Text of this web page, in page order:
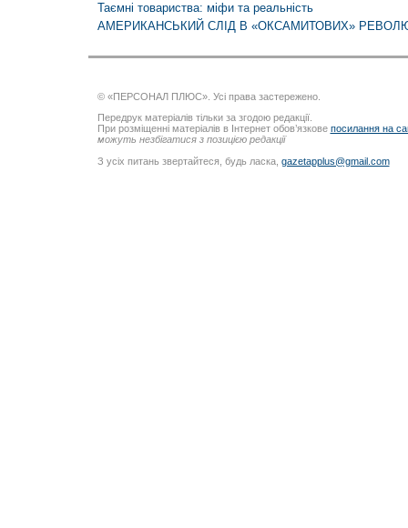
Таємні товариства: міфи та реальність
АМЕРИКАНСЬКИЙ СЛІД В «ОКСАМИТОВИХ»
© «ПЕРСОНАЛ ПЛЮС». Усі права застережено.
Передрук матеріалів тільки за згодою редакції.
При розміщенні матеріалів в Інтернет обов’язкове посилання на
можуть незбігатися з позицією редакції
З усіх питань звертайтеся, будь ласка, gazetapplus@gmail.com